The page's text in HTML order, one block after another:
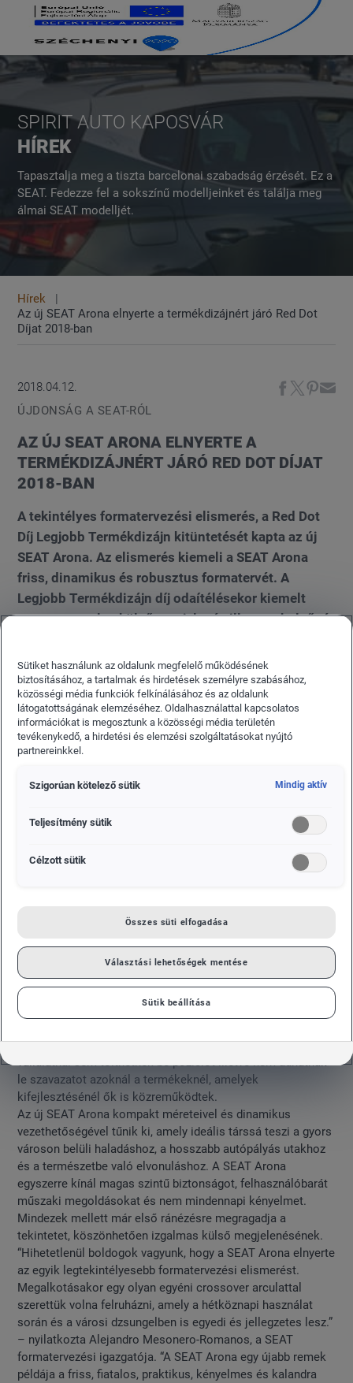
SPIRIT AUTO KAPOSVÁR
HÍREK
Tapasztalja meg a tiszta barcelonai szabadság érzését. Ez a
SEAT. Fedezze fel a sokszínű modelljeinket és találja meg
álmai SEAT modelljét.
Hírek
Az új SEAT Arona elnyerte a termékdizájnért járó Red Dot
Díjat 2018-ban
2018.04.12.
ÚJDONSÁG A SEAT-RÓL
AZ ÚJ SEAT ARONA ELNYERTE A
TERMÉKDIZÁJNÉRT JÁRÓ RED DOT DÍJAT
2018-BAN
A tekintélyes formatervezési elismerés, a Red Dot
Díj Legjobb Termékdizájn kitüntetését kapta az új
SEAT Arona. Az elismerés kiemeli a SEAT Arona
friss, dinamikus és robusztus formatervét. A
Legjobb Termékdizájn díj odaítélésekor kiemelt
szempont volt a külső megjelenés illetve a belső tér
modellt az elismeréshez segítette.
legtekintélyesebb formatervezési kitüntetéseinek, amely a
kiemelkedő minőség és innováció nemzetközi
elismeréseként szolgál. Ezen belül pedig a termékdizájn
kategória a legfontosabb mind közül. A Red Dot Award
pontjáról érkezett szakértőből áll, akik egyetlen ipari gyártó
vállalatnál sem tölthetnek be pozíciót illetve nem adhatnak
le szavazatot azoknál a termékeknél, amelyek
kifejlesztésénél ők is közreműködtek.
Az új SEAT Arona kompakt méreteivel és dinamikus
vezethetőségével tűnik ki, amely ideális társsá teszi a gyors
városon belüli haladáshoz, a hosszabb autópályás utakhoz
és a természetbe való elvonuláshoz. A SEAT Arona
egyszerre kínál magas szintű biztonságot, felhasználóbarát
műszaki megoldásokat és nem mindennapi kényelmet.
Mindezek mellett már első ránézésre megragadja a
tekintetet, köszönhetően izgalmas külső megjelenésének.
“Hihetetlenül boldogok vagyunk, hogy a SEAT Arona elnyerte
az egyik legtekintélyesebb formatervezési elismerést.
Megalkotásakor egy olyan egyéni crossover arculattal
szerettük volna felruházni, amely a hétköznapi használat
során és a városi dzsungelben is egyedi és jellegzetes lesz.”
– nyilatkozta Alejandro Mesonero-Romanos, a SEAT
formatervezési igazgatója. “A SEAT Arona egy újabb remek
példája a friss, fiatalos, praktikus, kényelmes és kalandra
Sütiket használunk az oldalunk megfelelő működésének
biztosításához, a tartalmak és hirdetések személyre szabásához,
közösségi média funkciók felkínálásához és az oldalunk
látogatottságának elemzéséhez. Oldalhasználattal kapcsolatos
információkat is megosztunk a közösségi média területén
tevékenykedő, a hirdetési és elemzési szolgáltatásokat nyújtó
partnereinkkel.
Szigorúan kötelező sütik Mindig aktív
Teljesítmény sütik
Célzott sütik
Összes süti elfogadása
Választási lehetőségek mentése
Sütik beállítása